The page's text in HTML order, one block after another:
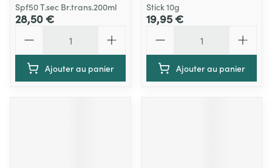
Spf50 T.sec Br.trans.200ml
28,50 €
Ajouter au panier
Stick 10g
19,95 €
Ajouter au panier